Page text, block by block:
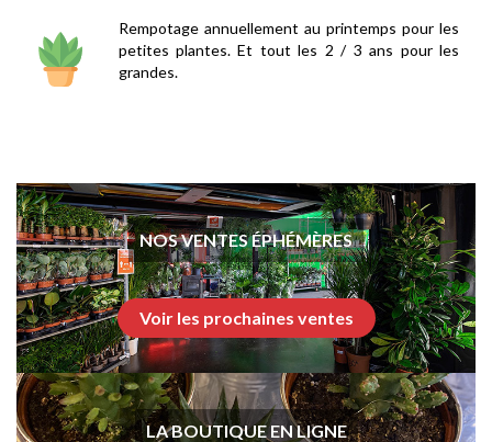
Rempotage annuellement au printemps pour les
petites plantes. Et tout les 2 / 3 ans pour les
grandes.
NOS VENTES ÉPHÉMÈRES
Voir les prochaines ventes
LA BOUTIQUE EN LIGNE